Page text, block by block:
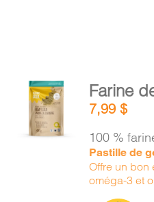
AJOUTER
AU
PANIER
/
Farine
7,99$
100 %
Pastille de
Offre un bon
oméga-3 et